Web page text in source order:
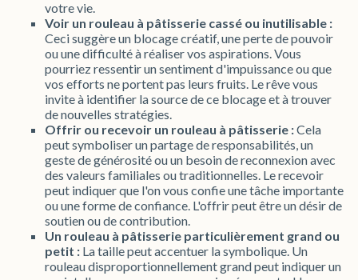
votre vie.
Voir un rouleau à pâtisserie cassé ou inutilisable :
Ceci suggère un blocage créatif, une perte de pouvoir
ou une difficulté à réaliser vos aspirations. Vous
pourriez ressentir un sentiment d'impuissance ou que
vos efforts ne portent pas leurs fruits. Le rêve vous
invite à identifier la source de ce blocage et à trouver
de nouvelles stratégies.
Offrir ou recevoir un rouleau à pâtisserie :Cela
peut symboliser un partage de responsabilités, un
geste de générosité ou un besoin de reconnexion avec
des valeurs familiales ou traditionnelles. Le recevoir
peut indiquer que l'on vous confie une tâche importante
ou une forme de confiance. L'offrir peut être un désir de
soutien ou de contribution.
Un rouleau à pâtisserie particulièrement grand ou
petit : La taille peut accentuer la symbolique. Un
rouleau disproportionnellement grand peut indiquer un